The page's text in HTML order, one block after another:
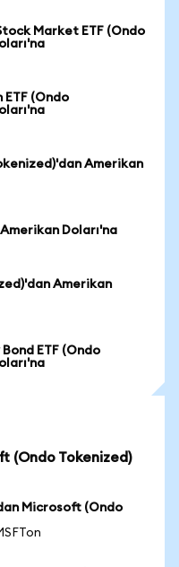
Market ETF (Ondo
ETF (Ondo
Amerikan
Doları'na
Amerikan
ETF (Ondo
(Ondo Tokenized)
Microsoft (Ondo